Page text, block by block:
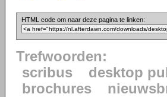
HTML code om naar deze pagina te linken:
Trefwoorden:
scribus
desktop
brochures